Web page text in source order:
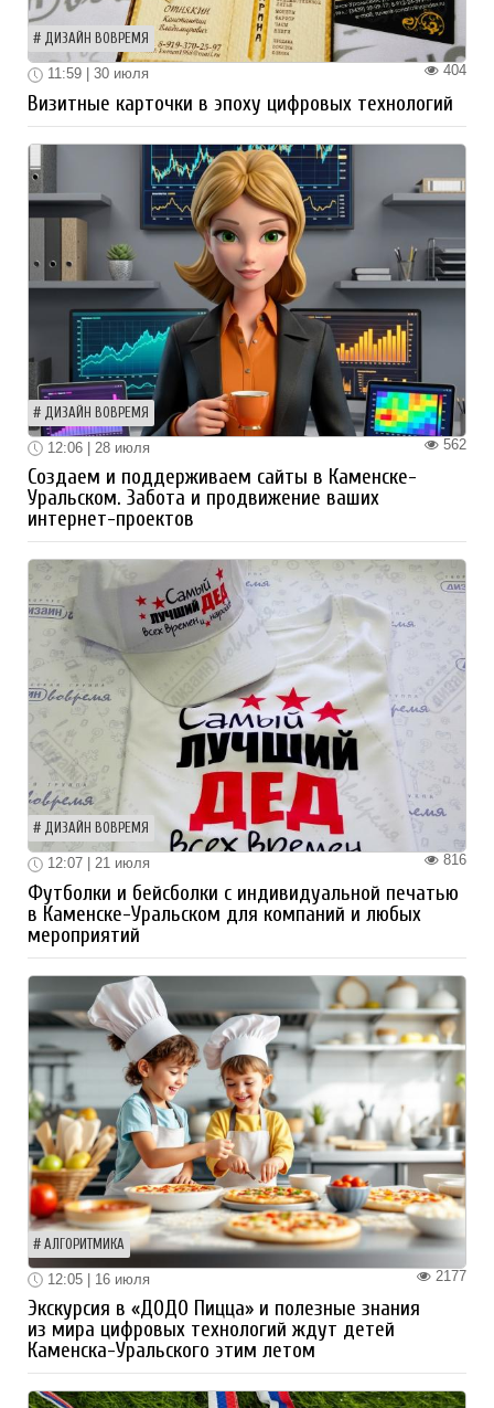
ДИЗАЙН ВОВРЕМЯ
404
11:59 | 30 июля
Визитные карточки в эпоху цифровых технологий
ДИЗАЙН ВОВРЕМЯ
562
12:06 | 28 июля
Создаем и поддерживаем сайты в Каменске-
Уральском. Забота и продвижение ваших
интернет-проектов
ДИЗАЙН ВОВРЕМЯ
816
12:07 | 21 июля
Футболки и бейсболки с индивидуальной печатью
в Каменске-Уральском для компаний и любых
мероприятий
АЛГОРИТМИКА
2177
12:05 | 16 июля
Экскурсия в «ДОДО Пицца» и полезные знания
из мира цифровых технологий ждут детей
Каменска-Уральского этим летом